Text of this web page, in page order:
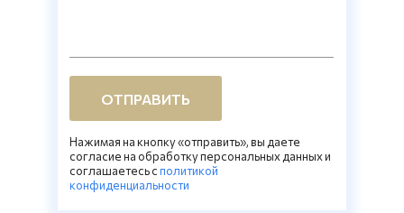
ОТПРАВИТЬ
Нажимая на кнопку «отправить», вы даете
согласие на обработку персональных данных и
соглашаетесь cполитикой
конфиденциальности